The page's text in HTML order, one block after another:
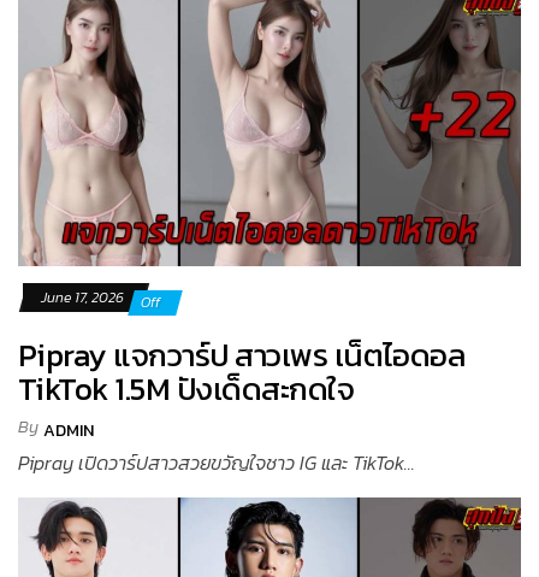
June 17, 2026 Off
Pipray แจกวาร์ป สาวเพร เน็ตไอดอล
TikTok 1.5M ปังเด็ดสะกดใจ
ByADMIN
Pipray เปิดวาร์ปสาวสวยขวัญใจชาว IG และ TikTok...